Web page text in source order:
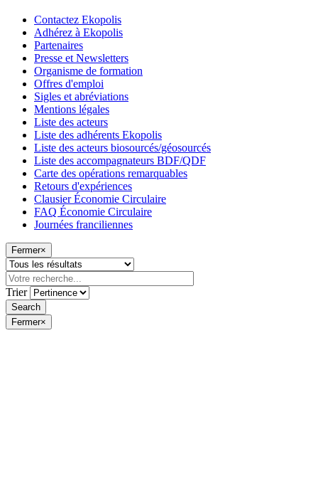
Contactez Ekopolis
Adhérez à Ekopolis
Partenaires
Presse et Newsletters
Organisme de formation
Offres d'emploi
Sigles et abréviations
Mentions légales
Liste des acteurs
Liste des adhérents Ekopolis
Liste des acteurs biosourcés/géosourcés
Liste des accompagnateurs BDF/QDF
Carte des opérations remarquables
Retours d'expériences
Clausier Économie Circulaire
FAQ Économie Circulaire
Journées franciliennes
Fermer×
Trier
Fermer×